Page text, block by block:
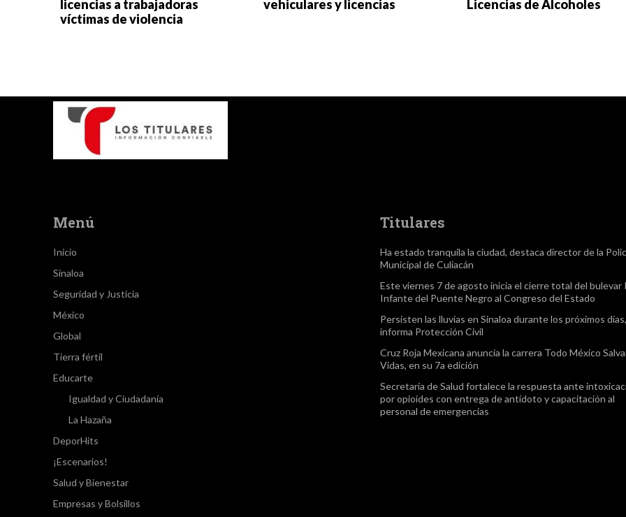
licencias a trabajadoras
víctimas de violencia
vehiculares y licencias
Licencias de Alcoholes
Menú
Inicio
Sinaloa
Seguridad y Justicia
México
Global
Tierra fértil
Educarte
Igualdad y Ciudadanía
La Hazaña
DeporHits
¡Escenarios!
Salud y Bienestar
Empresas y Bolsillos
Titulares
Ha estado tranquila la ciudad, destaca director de la
Municipal de Culiacán
Este viernes 7 de agosto inicia el cierre total del bulevar
Infante del Puente Negro al Congreso del Estado
Persisten las lluvias en Sinaloa durante los próximos
informa Protección Civil
Cruz Roja Mexicana anuncia la carrera Todo México
Vidas, en su 7a edición
Secretaría de Salud fortalece la respuesta ante
por opioides con entrega de antídoto y capacitación al
personal de emergencias